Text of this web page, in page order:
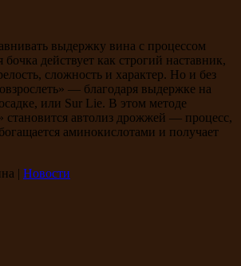
выдержку вина с процессом
бочка действует как строгий наставник,
сложность и характер. Но и без
— благодаря выдержке на
или Sur Lie. В этом методе
становится автолиз дрожжей — процесс,
аминокислотами и получает
| Новости